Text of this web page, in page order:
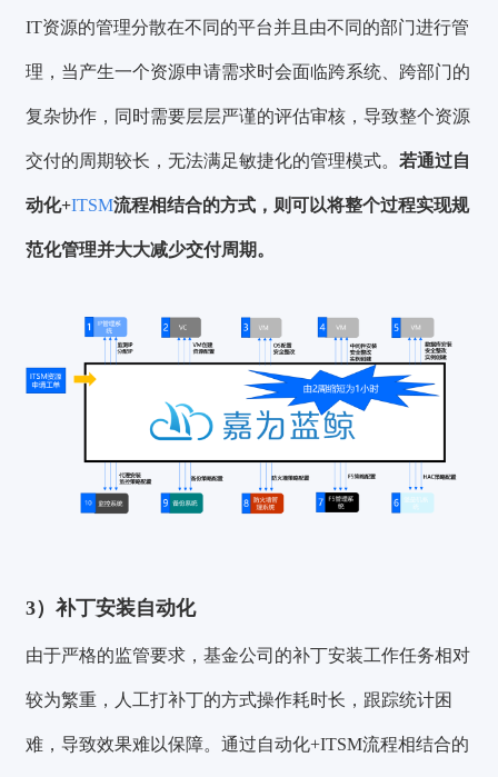
IT资源的管理分散在不同的平台并且由不同的部门进行管
理，当产生一个资源申请需求时会面临跨系统、跨部门的
复杂协作，同时需要层层严谨的评估审核，导致整个资源
交付的周期较长，无法满足敏捷化的管理模式。若通过自
动化+ITSM流程相结合的方式，则可以将整个过程实现规
范化管理并大大减少交付周期。
3）补丁安装自动化
由于严格的监管要求，基金公司的补丁安装工作任务相对
较为繁重，人工打补丁的方式操作耗时长，跟踪统计困
难，导致效果难以保障。通过自动化+ITSM流程相结合的